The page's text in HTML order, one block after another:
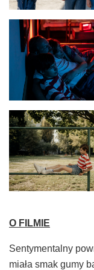
O FILMIE
Sentymentalny
miała smak gumy